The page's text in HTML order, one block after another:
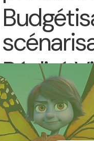
Réalité
produits